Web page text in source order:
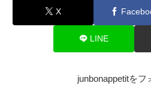
X
LINE
junbonappetitをフ